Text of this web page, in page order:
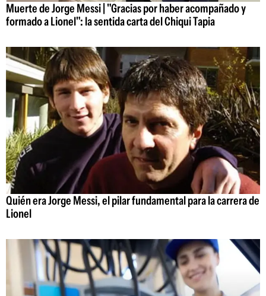
Muerte de Jorge Messi | "Gracias por haber acompañado y
formado a Lionel": la sentida carta del Chiqui Tapia
Quién era Jorge Messi, el pilar fundamental para la carrera de
Lionel